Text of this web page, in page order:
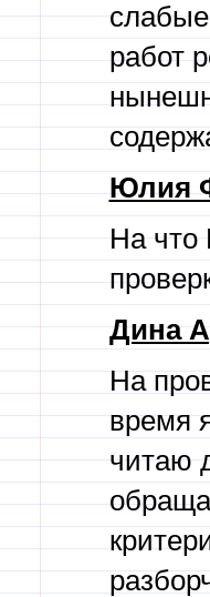
работ
Юлия
На что
Дина
На
время
читаю